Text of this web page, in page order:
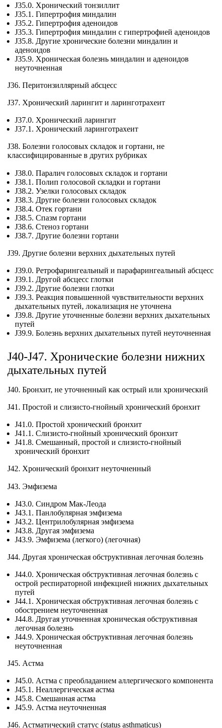
J35.0. Хронический тонзиллит
J35.1. Гипертрофия миндалин
J35.2. Гипертрофия аденоидов
J35.3. Гипертрофия миндалин с гипертрофией аденоидов
J35.8. Другие хронические болезни миндалин и
аденоидов
J35.9. Хроническая болезнь миндалин и аденоидов
неуточненная
J36. Перитонзиллярный абсцесс
J37. Хронический ларингит и ларинготрахеит
J37.0. Хронический ларингит
J37.1. Хронический ларинготрахеит
J38. Болезни голосовых складок и гортани, не
классифицированные в других рубриках
J38.0. Паралич голосовых складок и гортани
J38.1. Полип голосовой складки и гортани
J38.2. Узелки голосовых складок
J38.3. Другие болезни голосовых складок
J38.4. Отек гортани
J38.5. Спазм гортани
J38.6. Стеноз гортани
J38.7. Другие болезни гортани
J39. Другие болезни верхних дыхательных путей
J39.0. Ретрофарингеальный и парафарингеальный абсцесс
J39.1. Другой абсцесс глотки
J39.2. Другие болезни глотки
J39.3. Реакция повышенной чувствительности верхних
дыхательных путей, локализация не уточнена
J39.8. Другие уточненные болезни верхних дыхательных
путей
J39.9. Болезнь верхних дыхательных путей неуточненная
J40-J47. Хронические болезни нижних
дыхательных путей
J40. Бронхит, не уточненный как острый или хронический
J41. Простой и слизисто-гнойный хронический бронхит
J41.0. Простой хронический бронхит
J41.1. Слизисто-гнойный хронический бронхит
J41.8. Смешанный, простой и слизисто-гнойный
хронический бронхит
J42. Хронический бронхит неуточненный
J43. Эмфизема
J43.0. Синдром Мак-Леода
J43.1. Панлобулярная эмфизема
J43.2. Центрилобулярная эмфизема
J43.8. Другая эмфизема
J43.9. Эмфизема (легкого) (легочная)
J44. Другая хроническая обструктивная легочная болезнь
J44.0. Хроническая обструктивная легочная болезнь с
острой респираторной инфекцией нижних дыхательных
путей
J44.1. Хроническая обструктивная легочная болезнь с
обострением неуточненная
J44.8. Другая уточненная хроническая обструктивная
легочная болезнь
J44.9. Хроническая обструктивная легочная болезнь
неуточненная
J45. Астма
J45.0. Астма с преобладанием аллергического компонента
J45.1. Неаллергическая астма
J45.8. Смешанная астма
J45.9. Астма неуточненная
J46. Астматический статус (status asthmaticus)